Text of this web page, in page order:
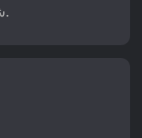
کامل بر روی Meme Coin شما.